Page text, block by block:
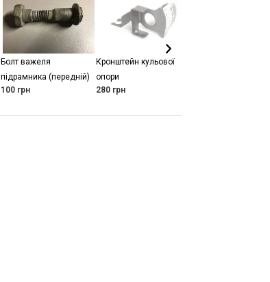
Болт важеля
підрамника (передній)
100 грн
Кронштейн кульової
опори
280 грн